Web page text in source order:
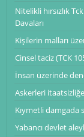
Nitelikli hırsızlık
Davaları
Kişilerin malları
Cinsel taciz (TCK
İnsan üzerinde
Askerleri
Kıymetli damgada
Yabancı devlet